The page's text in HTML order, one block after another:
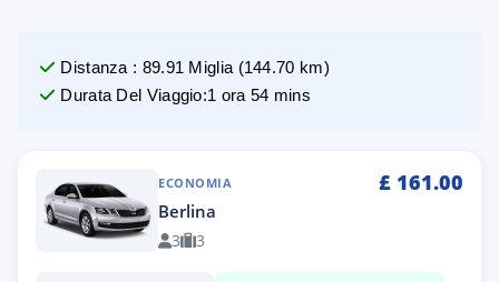
Distanza : 89.91 Miglia (144.70 km)
Durata Del Viaggio:1 ora 54 mins
ECONOMIA £ 161.00
Berlina
3 3